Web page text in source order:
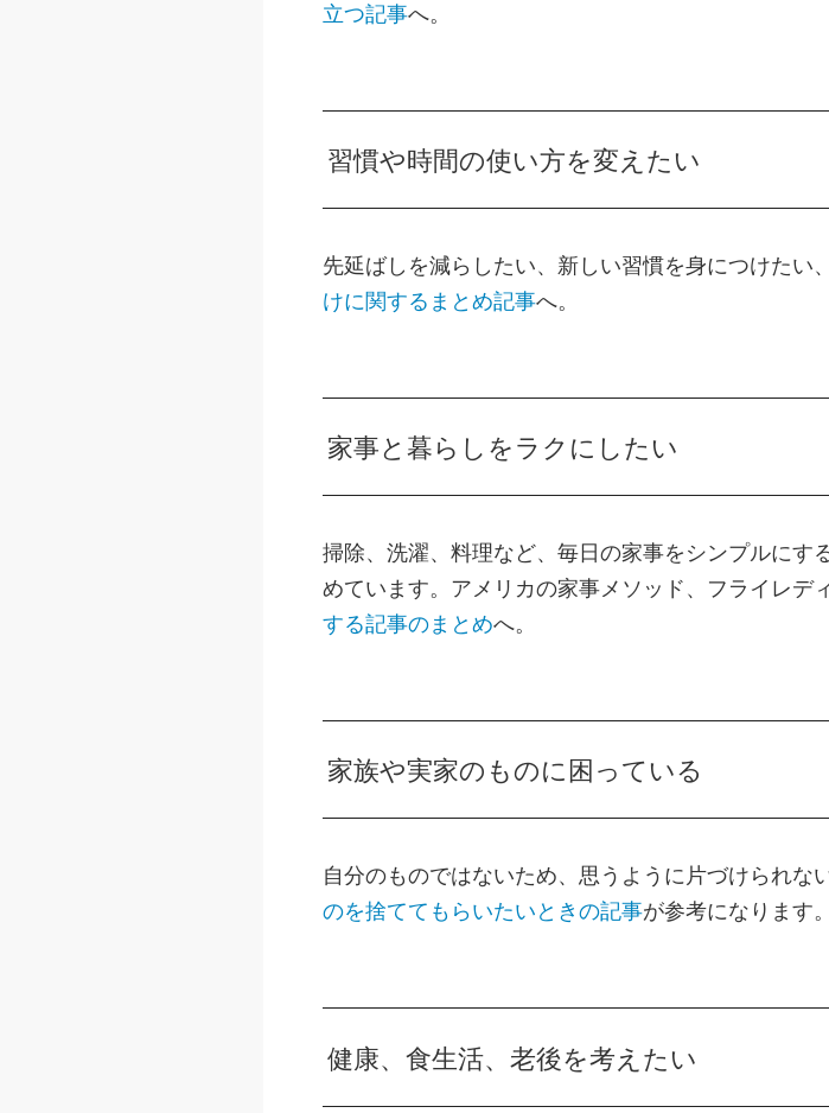
立つ記事へ。
習慣や時間の使い方を変えたい
先延ばしを減らしたい、新しい習慣を身につけたい
けに関するまとめ記事へ。
家事と暮らしをラクにしたい
掃除、洗濯、料理など、毎日の家事をシンプルにす
めています。アメリカの家事メソッド、フライレデ
する記事のまとめへ。
家族や実家のものに困っている
自分のものではないため、思うように片づけられな
のを捨ててもらいたいときの記事が参考になります。
健康、食生活、老後を考えたい